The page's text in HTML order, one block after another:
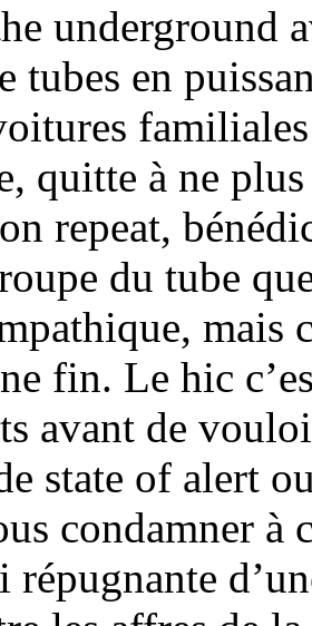
underground
tubes en
quitte à ne
repeat,
du tube
mais
fin. Le hic
avant de
state of alert
condamner à
répugnante